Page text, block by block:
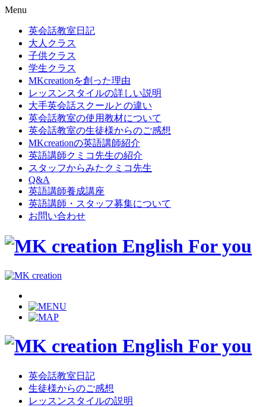
Menu
英会話教室日記
大人クラス
子供クラス
学生クラス
MKcreationを創った理由
レッスンスタイルの詳しい説明
大手英会話スクールとの違い
英会話教室の使用教材について
英会話教室の生徒様からのご感想
MKcreationの英語講師紹介
英語講師クミコ先生の紹介
スタッフからみたクミコ先生
Q&A
英語講師養成講座
英語講師・スタッフ募集について
お問い合わせ
英会話教室日記
生徒様からのご感想
レッスンスタイルの説明